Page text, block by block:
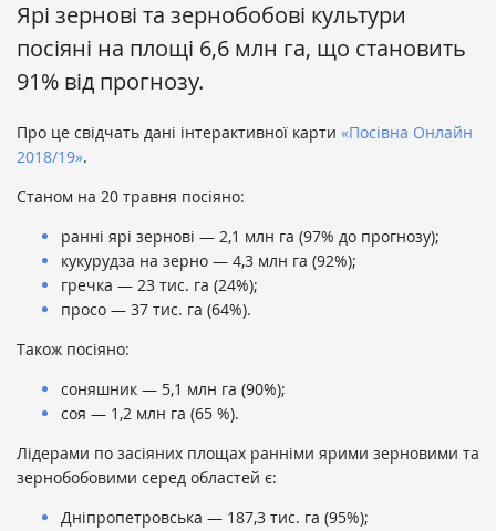
Ярі зернові та зернобобові культури
посіяні на площі 6,6 млн га, що становить
91% від прогнозу.
Про це свідчать дані інтерактивної карти «Посівна Онлайн
2018/19».
Станом на 20 травня посіяно:
ранні ярі зернові — 2,1 млн га (97% до прогнозу);
кукурудза на зерно — 4,3 млн га (92%);
гречка — 23 тис. га (24%);
просо — 37 тис. га (64%).
Також посіяно:
соняшник — 5,1 млн га (90%);
соя — 1,2 млн га (65 %).
Лідерами по засіяних площах ранніми ярими зерновими та
зернобобовими серед областей є:
Дніпропетровська — 187,3 тис. га (95%);